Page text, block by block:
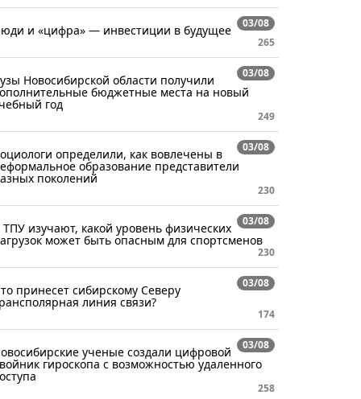
03/08
и «цифра» — инвестиции в будущее
265
03/08
Новосибирской области получили
бюджетные места на новый
год
249
03/08
определили, как вовлечены в
образование представители
поколений
230
03/08
ТПУ изучают, какой уровень физических
может быть опасным для спортсменов
230
03/08
принесет сибирскому Северу
линия связи?
174
03/08
ученые создали цифровой
гироскопа с возможностью удаленного
258